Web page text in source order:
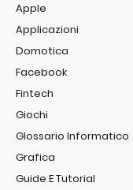
Apple
Applicazioni
Domotica
Facebook
Fintech
Giochi
Glossario Informatico
Grafica
Guide E Tutorial